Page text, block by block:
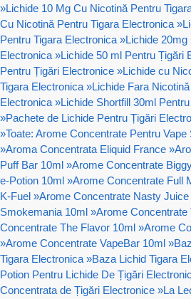
»Lichide 10 Mg Cu Nicotină Pentru
Cu Nicotină Pentru Tigara Electronica »
Pentru Tigara Electronica »Lichide 20mg
Electronica »Lichide 50 ml Pentru Țigări
Pentru Țigări Electronice »Lichide cu
Tigara Electronica »Lichide Fara
Electronica »Lichide Shortfill 30ml
»Pachete de Lichide Pentru Țigări
»Toate: Arome Concentrate Pentru
»Aroma Concentrata Eliquid France »
Puff Bar 10ml »Arome Concentrate
e-Potion 10ml »Arome Concentrate Full
K-Fuel »Arome Concentrate Nasty Juice
Smokemania 10ml »Arome Concentrate
Concentrate The Flavor 10ml »Arome
»Arome Concentrate VapeBar 10ml »
Tigara Electronica »Baza Lichid Tigara
Potion Pentru Lichide De Țigări
Concentrata de Țigări Electronice »La